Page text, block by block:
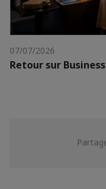
07/07/2026
Retour sur